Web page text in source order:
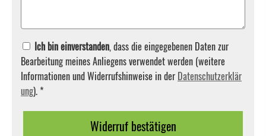
Ich bin einverstanden, dass die eingegebenen Daten zur
Bearbeitung meines Anliegens verwendet werden (weitere
Informationen und Widerrufshinweise in der Datenschutzerklär
ung). *
Widerruf bestätigen